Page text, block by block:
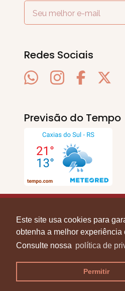
Este site usa cookies para
obtenha a melhor experiência
Consulte nossa política de
Permitir
Redes Sociais
Previsão do Tempo
Direitos Reservados.